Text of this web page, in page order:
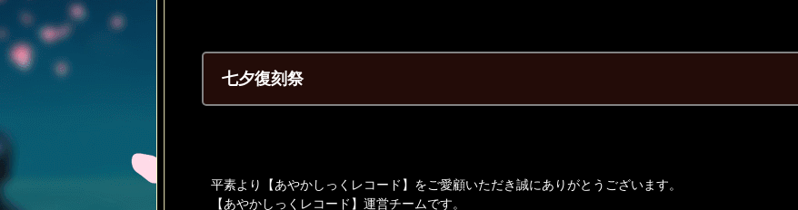
七夕復刻祭
平素より【あやかしっくレコード】をご愛顧いただき誠にありがとうございます。
【あやかしっくレコード】運営チームです。